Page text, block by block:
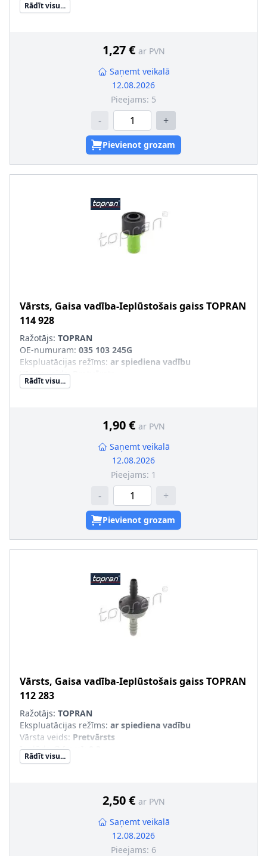
Rādīt visu...
1,27 € ar PVN
Saņemt veikalā
12.08.2026
Pieejams: 5
- +
Pievienot grozam
Vārsts, Gaisa vadība-Ieplūstošais gaissTOPRAN
114 928
Ražotājs: TOPRAN
OE-numuram: 035 103 245G
Ekspluatācijas režīms: ar spiediena vadību
Vārsta veids:
Rādīt visu...
1,90 € ar PVN
Saņemt veikalā
12.08.2026
Pieejams: 1
- +
Pievienot grozam
Vārsts, Gaisa vadība-Ieplūstošais gaissTOPRAN
112 283
Ražotājs: TOPRAN
Ekspluatācijas režīms: ar spiediena vadību
Vārsta veids: Pretvārsts
Ieplūde-Ø [mm]
Izplūde-Ø [mm]
Rādīt visu...
2,50 € ar PVN
Saņemt veikalā
12.08.2026
Pieejams: 6